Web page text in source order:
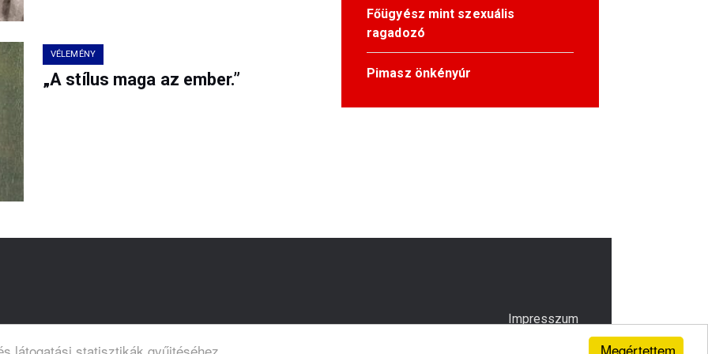
Megértettem
látogatási statisztikák gyűjtéséhez.
VÉLEMÉNY
„A stílus maga az ember.”
Főügyész mint szexuális
ragadozó
Pimasz önkényúr
Impresszum